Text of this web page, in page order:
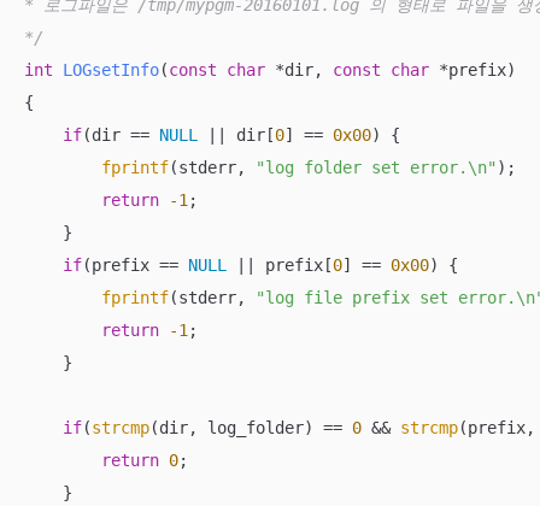
* 로그파일은 /tmp/mypgm-20160101.log 의 형태로 파일을 생
*/
int
LOGsetInfo(const char *dir, const char *prefix)
{
if(dir == NULL || dir[0] == 0x00) {
fprintf(stderr, "log folder set error.\n" );
return
-1 ;
    }
if(prefix == NULL || prefix[0] == 0x00) {
fprintf(stderr,
"log file prefix set
return
-1 ;
    }
if(strcmp(dir, log_folder) == 0 && strcmp
return 0;
    }